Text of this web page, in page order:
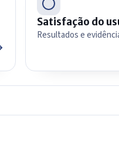
Satisfação do
Resultados e
IntGest AI